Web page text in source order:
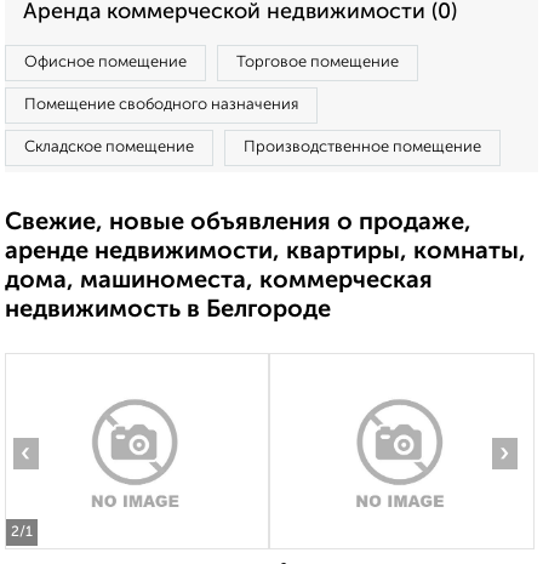
Аренда коммерческой недвижимости (0)
Офисное помещение Торговое помещение
Помещение свободного назначения
Складское помещение Производственное помещение
Свежие, новые объявления о продаже,
аренде недвижимости, квартиры, комнаты,
дома, машиноместа, коммерческая
недвижимость в Белгороде
2/1
‹ ›